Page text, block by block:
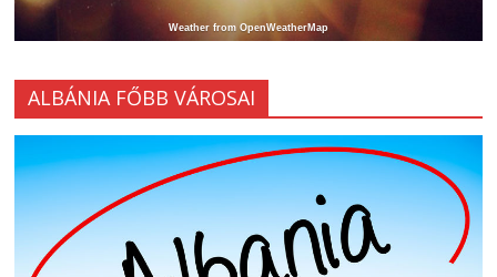
Weather from OpenWeatherMap
ALBÁNIA FŐBB VÁROSAI